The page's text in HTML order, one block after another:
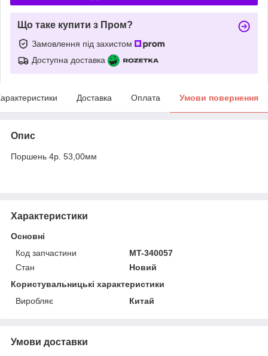
Що таке купити з Пром?
Замовлення під захистом
Доступна доставка
Доставка Оплата Умови повернення
Опис
Поршень 4р. 53,00мм
Характеристики
Основні
Код запчастини
MT-340057
Стан
Новий
Користувальницькі характеристики
Виробляє
Китай
Умови доставки